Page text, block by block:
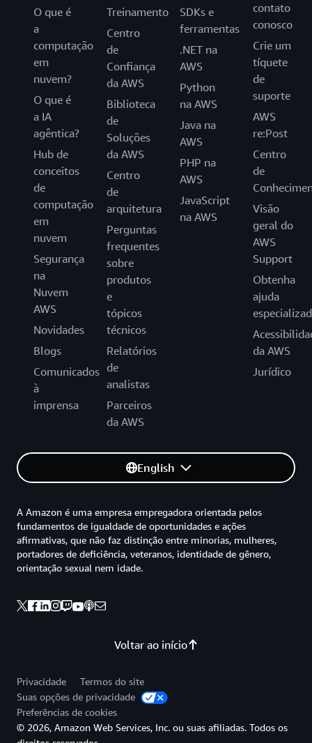
O que é
a
computação
em
nuvem?
O que é
a IA
agêntica?
Hub de
conceitos
de
computação
em
nuvem
Segurança
na
Nuvem
AWS
Novidades
Blogs
Comunicados
à
imprensa
Treinamento
Centro
de
Confiança
da AWS
Biblioteca
de
Soluções
da AWS
Centro
de
arquitetura
Perguntas
frequentes
sobre
produtos
e
tópicos
técnicos
Relatórios
de
analistas
Parceiros
da AWS
SDKs e
ferramentas
.NET na
AWS
Python
na AWS
Java na
AWS
PHP na
AWS
JavaScript
na AWS
contato
conosco
Crie um
tíquete
de
suporte
AWS
re:Post
Centro
de
Visão
geral do
AWS
Support
Obtenha
ajuda
da AWS
Jurídico
English
Voltar ao início
A Amazon é uma empresa empregadora orientada pelos
fundamentos de igualdade de oportunidades e ações
afirmativas, que não faz distinção entre minorias, mulheres,
portadores de deficiência, veteranos, identidade de gênero,
orientação sexual nem idade.
Privacidade
Termos do site
Suas opções de privacidade
Preferências de cookies
© 2026, Amazon Web Services, Inc. ou suas afiliadas. Todos os